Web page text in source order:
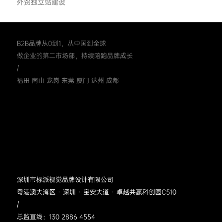
B2B品牌从0到1，从中国到全球
做企业的第二市场部，持续陪跑品牌成长
/
福田 南山 龙岗 东莞 厦门 达州 成都
深圳市标派视觉品牌设计有限公司
粤港澳大湾区 · 深圳 · 宝安大道 · 卓越共赢科创园C510
/
总监直线：130 2886 4554